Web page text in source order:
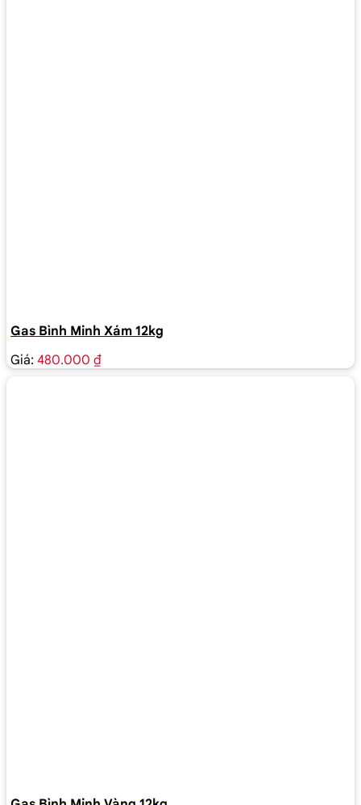
Gas Bình Minh Xám 12kg
Giá: 480.000 ₫